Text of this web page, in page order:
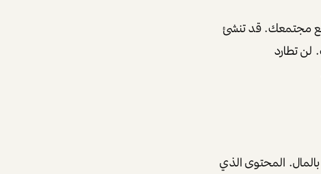
مجتمعك. قد تنشئ
لن تطارد
المحتوى الذي